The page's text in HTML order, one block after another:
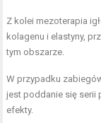
Z kolei mezoterapia
kolagenu i elastyny,
tym obszarze.
W przypadku
jest poddanie się serii
efekty.